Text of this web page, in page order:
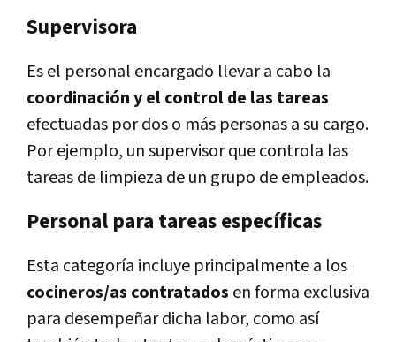
Supervisora
Es el personal encargado llevar a cabo la
coordinación y el control de las tareas
efectuadas por dos o más personas a su cargo.
Por ejemplo, un supervisor que controla las
tareas de limpieza de un grupo de empleados.
Personal para tareas específicas
Esta categoría incluye principalmente a los
cocineros/as contratados en forma exclusiva
para desempeñar dicha labor, como así